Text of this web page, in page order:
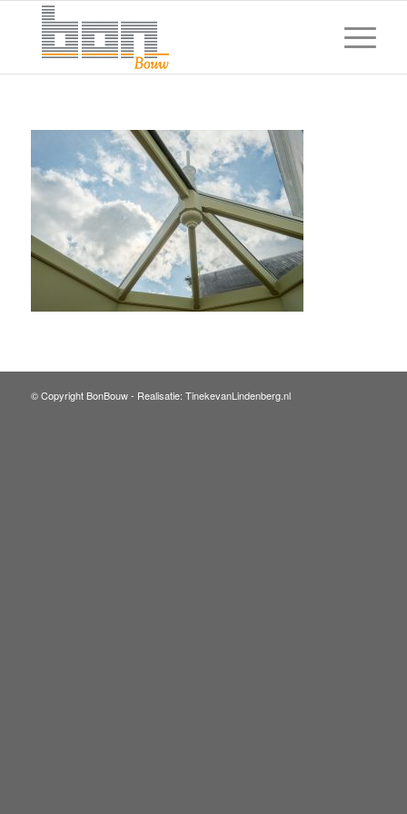
© Copyright BonBouw - Realisatie: TinekevanLindenberg.nl